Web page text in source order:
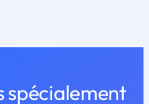
spécialement